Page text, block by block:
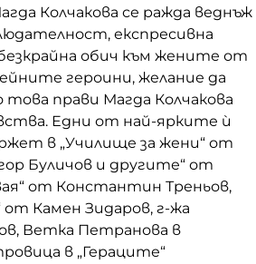
Колчакова се ражда веднъж
експресивна
обич към жените от
героини, желание да
това прави Магда Колчакова
Едни от най-ярките ѝ
в „Училище за жени“ от
Буличов и другите“ от
от Константин Треньов,
Камен Зидаров, г-жа
Ветка Петранова в
в „Гераците“